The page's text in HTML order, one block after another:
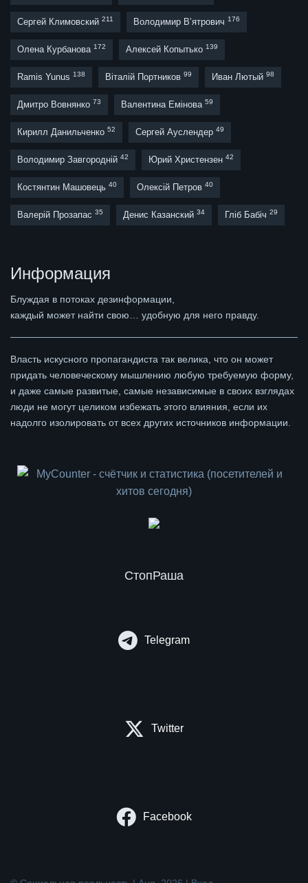
Сергей Климовский 211 Володимир В’ятрович 176
Олена Курбанова 172 Алексей Копытько 139
Ramis Yunus 138 Віталій Портников 99 Иван Лютый 98
Дмитро Вовнянко 73 Валентина Емінова 59
Кирилл Данильченко 52 Сергей Ауслендер 49
Володимир Завгородній 42 Юрий Христензен 42
Костянтин Машовець 40 Олексій Петров 40
Валерій Прозапас 35 Денис Казанский 34 Гліб Бабіч 29
Информация
Блуждая в потоках дезинформации,
каждый может найти свою… удобную для него правду.
Власть искусного пропагандиста так велика, что он может
придать человеческому мышлению любую требуемую форму,
и даже самые развитые, самые независимые в своих взглядах
люди не могут целиком избежать этого влияния, если их
надолго изолировать от всех других источников информации.
СтопРаша
Telegram
Twitter
Facebook